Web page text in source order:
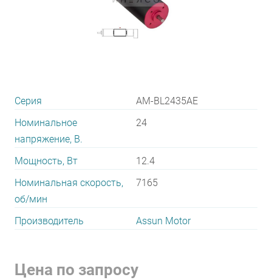
Серия
AM-BL2435AE
Номинальное
напряжение, В.
24
Мощность, Вт
12.4
Номинальная скорость,
об/мин
7165
Производитель Assun Motor
Цена по запросу